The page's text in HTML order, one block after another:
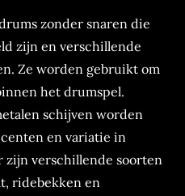
zonder snaren die
zijn en verschillende
Ze worden gebruikt om
het drumspel.
schijven worden
en variatie in
zijn verschillende soorten
ridebekken en